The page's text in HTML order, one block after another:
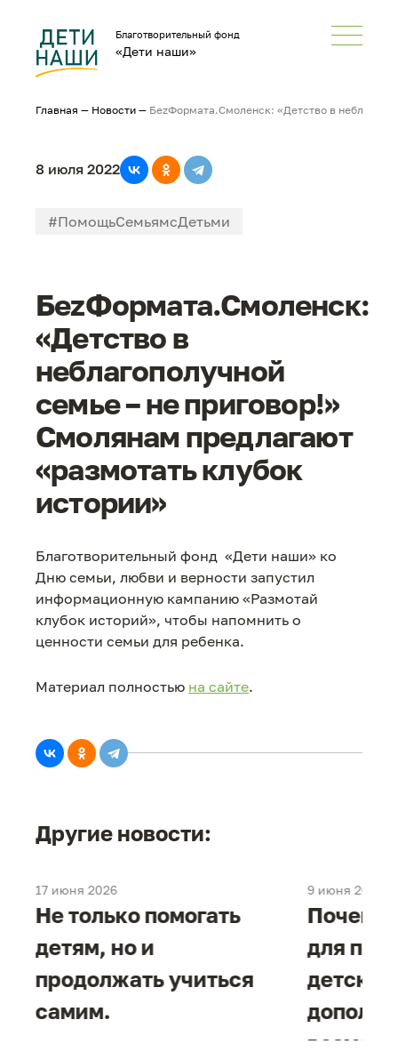
Благотворительный фонд
«Дети наши»
Главная — Новости — БеzФормата.Смоленск: «Детство в
8 июля 2022
#ПомощьСемьямсДетьми
БеzФормата.Смоленск:
«Детство в
неблагополучной
семье – не приговор!»
Смолянам предлагают
«размотать клубок
истории»
Благотворительный фонд «Дети наши» ко
Дню семьи, любви и верности запустил
информационную кампанию «Размотай
клубок историй», чтобы напомнить о
ценности семьи для ребенка.
Материал полностью на сайте.
Другие новости:
17 июня 2026
Не только помогать
детям, но и
продолжать учиться
самим.
9 июня 2026
Почему
для